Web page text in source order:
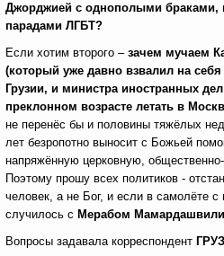
Джорджией с однополыми браками,
парадами ЛГБТ?
Если хотим второго – зачем мучаем
(который уже давно взвалил на
Грузии, и министра иностранных
преклонном возрасте летать в
не перенёс бы и половины тяжёлых
лет безропотно выносит с Божьей
напряжённую церковную,
Поэтому прошу всех политиков -
человек, а не Бог, и если в самолёте с
случилось с Мерабом Мамардашвили
Вопросы задавала корреспондент